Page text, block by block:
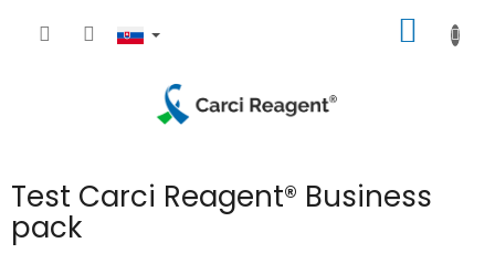
KOŠÍK
Test Carci Reagent® Business
pack